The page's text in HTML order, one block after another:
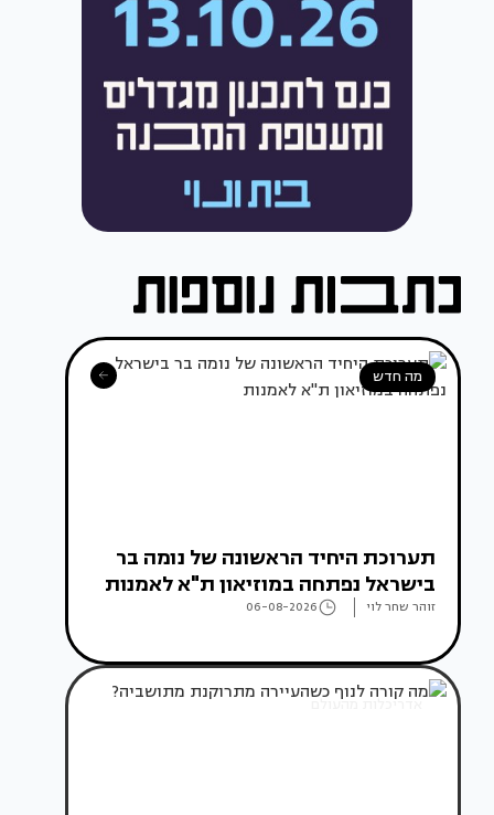
מה חדש
תערוכת היחיד הראשונה של נומה בר
בישראל נפתחה במוזיאון ת"א לאמנות
זוהר שחר לוי 06-08-2026
אדריכלות מהעולם